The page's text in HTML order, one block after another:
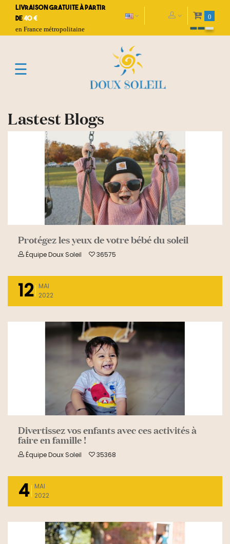
Livraison gratuite à partir
de40 €
en France métropolitaine
0
Toggle
navigation
☰
Lastest BlogsREAD MORE
Protégez les yeux de votre bébé du soleil
Équipe Doux Soleil 36575
12
MAI
2022
Divertissez vos enfants avec ces activités à
faire en famille !
Équipe Doux Soleil 35368
4
MAI
2022